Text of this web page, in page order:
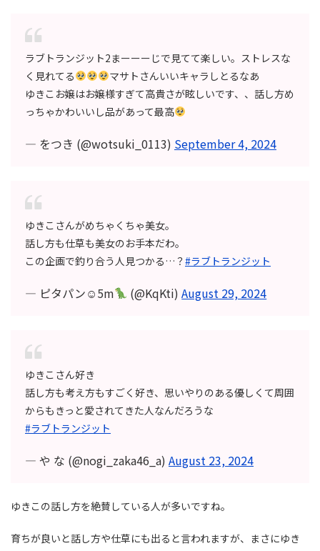
ラブトランジット2まーーーじで見てて楽しい。ストレスな
く見れてる
マサトさんいいキャラしとるなあ
ゆきこお嬢はお嬢様すぎて高貴さが眩しいです、、話し方め
っちゃかわいいし品があって最高
— をつき (@wotsuki_0113) September 4, 2024
ゆきこさんがめちゃくちゃ美女。
話し方も仕草も美女のお手本だわ。
この企画で釣り合う人見つかる…？#ラブトランジット
— ピタパン☺︎5m (@KqKti)August 29, 2024
ゆきこさん好き
話し方も考え方もすごく好き、思いやりのある優しくて周囲
からもきっと愛されてきた人なんだろうな
#ラブトランジット
— や な (@nogi_zaka46_a) August 23, 2024
ゆきこの話し方を絶賛している人が多いですね。
育ちが良いと話し方や仕草にも出ると言われますが、まさにゆき